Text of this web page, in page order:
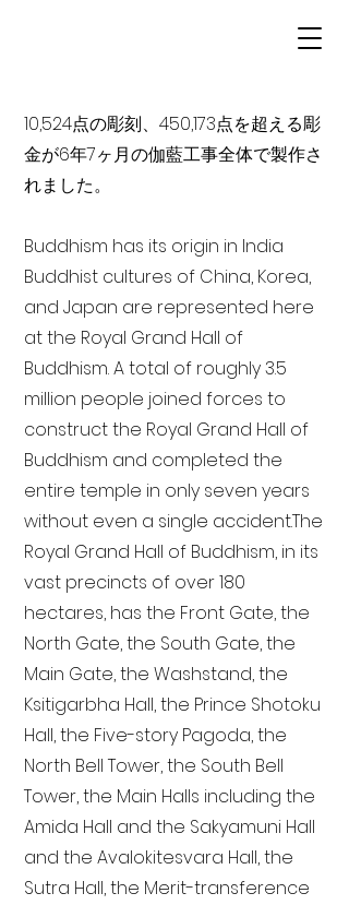
10,524点の彫刻、450,173点を超える彫
金が6年7ヶ月の伽藍工事全体で製作さ
れました。
Buddhism has its origin in India
Buddhist cultures of China, Korea,
and Japan are represented here
at the Royal Grand Hall of
Buddhism. A total of roughly 3.5
million people joined forces to
construct the Royal Grand Hall of
Buddhism and completed the
entire temple in only seven years
without even a single accident. The
Royal Grand Hall of Buddhism, in its
vast precincts of over 180
hectares, has the Front Gate, the
North Gate, the South Gate, the
Main Gate, the Washstand, the
Ksitigarbha Hall, the Prince Shotoku
Hall, the Five-story Pagoda, the
North Bell Tower, the South Bell
Tower, the Main Halls including the
Amida Hall and the Sakyamuni Hall
and the Avalokitesvara Hall, the
Sutra Hall, the Merit-transference